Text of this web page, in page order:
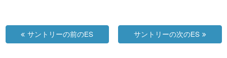
サントリーの前のES サントリーの次のES